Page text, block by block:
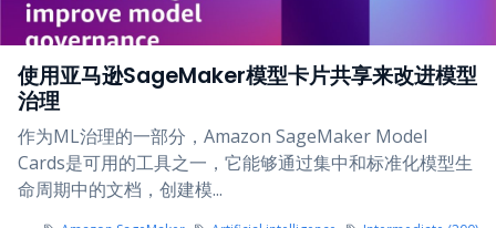
使用亚马逊SageMaker模型卡片共享来改进模型
治理
作为ML治理的一部分，Amazon SageMaker Model
Cards是可用的工具之一，它能够通过集中和标准化模型生
命周期中的文档，创建模...